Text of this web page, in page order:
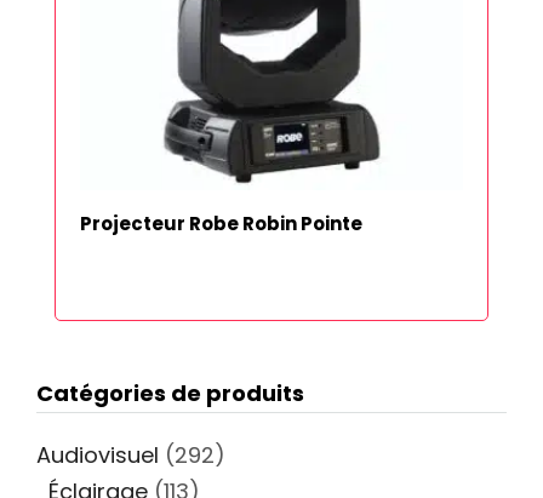
Projecteur Robe Robin Pointe
Catégories de produits
Audiovisuel (292)
Éclairage (113)